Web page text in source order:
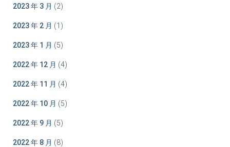
2023 年 3 月 (2)
2023 年 2 月 (1)
2023 年 1 月 (5)
2022 年 12 月 (4)
2022 年 11 月 (4)
2022 年 10 月 (5)
2022 年 9 月 (5)
2022 年 8 月 (8)